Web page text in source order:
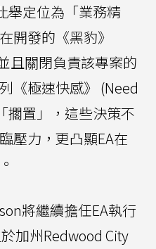
舉定位為「業務精
開發的《黑豹》
且關閉負責該專案的
《極速快感》 (Need
擱置」，這些決策不
壓力，更凸顯EA在
將繼續擔任EA執行
加州Redwood City